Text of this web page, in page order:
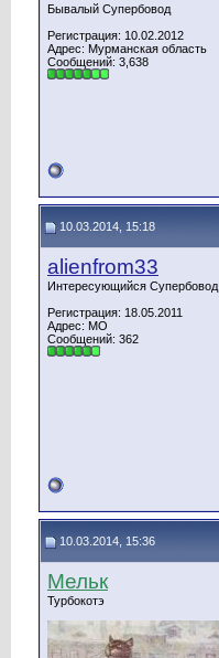
Бывалый Супербовод
Регистрация: 10.02.2012
Адрес: Мурманская область
Сообщений: 3,638
10.03.2014, 15:18
alienfrom33
Интересующийся Супербовод
Регистрация: 18.05.2011
Адрес: МО
Сообщений: 362
10.03.2014, 15:36
Мельк
Турбокотэ